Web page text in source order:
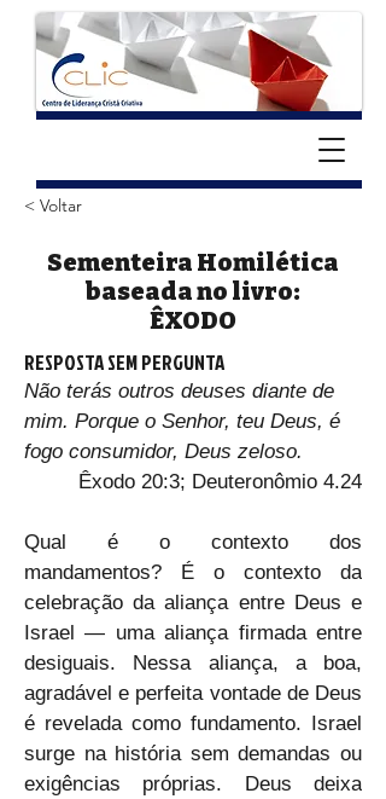
< Voltar
Sementeira Homilética
baseada no livro:
ÊXODO
RESPOSTA SEM PERGUNTA
Não terás outros deuses diante de
mim. Porque o Senhor, teu Deus, é
fogo consumidor, Deus zeloso.
Êxodo 20:3; Deuteronômio 4.24
Qual é o contexto dos
mandamentos? É o contexto da
celebração da aliança entre Deus e
Israel — uma aliança firmada entre
desiguais. Nessa aliança, a boa,
agradável e perfeita vontade de Deus
é revelada como fundamento. Israel
surge na história sem demandas ou
exigências próprias. Deus deixa